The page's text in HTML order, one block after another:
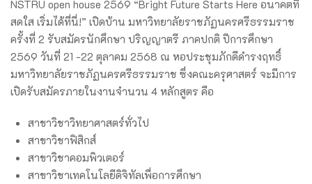
NSTRU open house 2569 “Bright Future Starts Here อนาคตที่
สดใส เริ่มได้ที่นี่!” เปิดบ้าน มหาวิทยาลัยราชภัฏนครศรีธรรมราช
ครั้งที่ 2 รับสมัครนักศึกษา ปริญญาตรี ภาคปกติ ปีการศึกษา
2569 วันที่ 21 -22 ตุลาคม 2568 ณ หอประชุมภักดีดำรงฤทธิ์
มหาวิทยาลัยราชภัฏนครศรีธรรมราช ซึ่งคณะครุศาสตร์ จะมีการ
เปิดรับสมัครภายในงานจำนวน 4 หลักสูตร คือ
สาขาวิชาวิทยาศาสตร์ทั่วไป
สาขาวิชาฟิสิกส์
สาขาวิชาคอมพิวเตอร์
สาขาวิชาเทคโนโลยีดิจิทัลเพื่อการศึกษา